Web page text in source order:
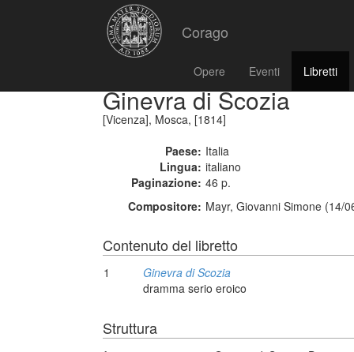
Corago
Opere Eventi Libretti
Ginevra di Scozia
[Vicenza], Mosca, [1814]
Paese: Italia
Lingua: italiano
Paginazione: 46 p.
Compositore: Mayr, Giovanni Simone (14/
Contenuto del libretto
1
Ginevra di Scozia
dramma serio eroico
Struttura